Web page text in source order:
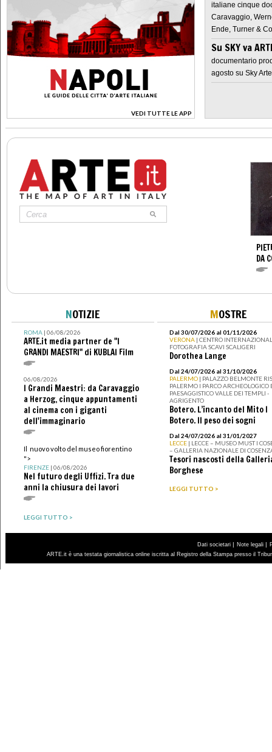
VEDI TUTTE LE APP
>
italiane cinque
Caravaggio,
Ende, Turner &
Su SKY va
documentario
agosto su Sky Arte
DA
NOTIZIE
ROMA| 06/08/2026
ARTE.it media partner de "I
GRANDI MAESTRI" di KUBLAI Film
06/08/2026
I Grandi Maestri: da Caravaggio
a Herzog, cinque appuntamenti
al cinema con i giganti
dell'immaginario
Il nuovo volto del museo fiorentino
">
FIRENZE| 06/08/2026
Nel futuro degli Uffizi. Tra due
anni la chiusura dei lavori
LEGGI TUTTO >
MOSTRE
Dal 30/07/2026 al 01/11/2026
VERONA | CENTRO
FOTOGRAFIA SCAVI SCALIGERI
Dorothea Lange
Dal 24/07/2026 al 31/10/2026
PALERMO | PALAZZO BELMONTE
PALERMO I PARCO ARCHEOLOGICO
PAESAGGISTICO VALLE DEI TEMPLI -
AGRIGENTO
Botero. L’incanto del Mito I
Botero. Il peso dei sogni
Dal 24/07/2026 al 31/01/2027
LECCE | LECCE – MUSEO MUST I
– GALLERIA NAZIONALE DI
Tesori nascosti della
Borghese
LEGGI TUTTO >
Dati societari | Note legali |
ARTE.it è una testata giornalistica online iscritta al Registro della Stampa presso il